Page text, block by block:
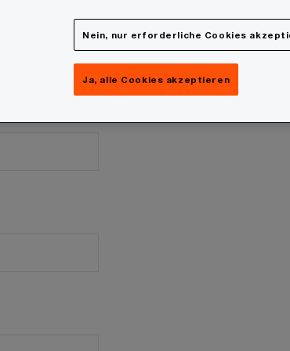
Nein, nur erforderliche Cookies
Ja, alle Cookies akzeptieren